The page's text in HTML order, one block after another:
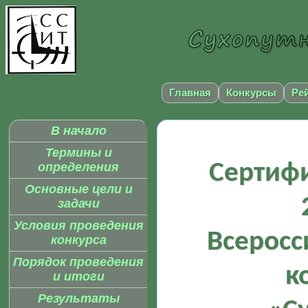
Главная Конкурсы
В начало
Термины и
определения
Основные цели и
задачи
Условия проведения
конкурса
Порядок проведения
и итоги
Результаты